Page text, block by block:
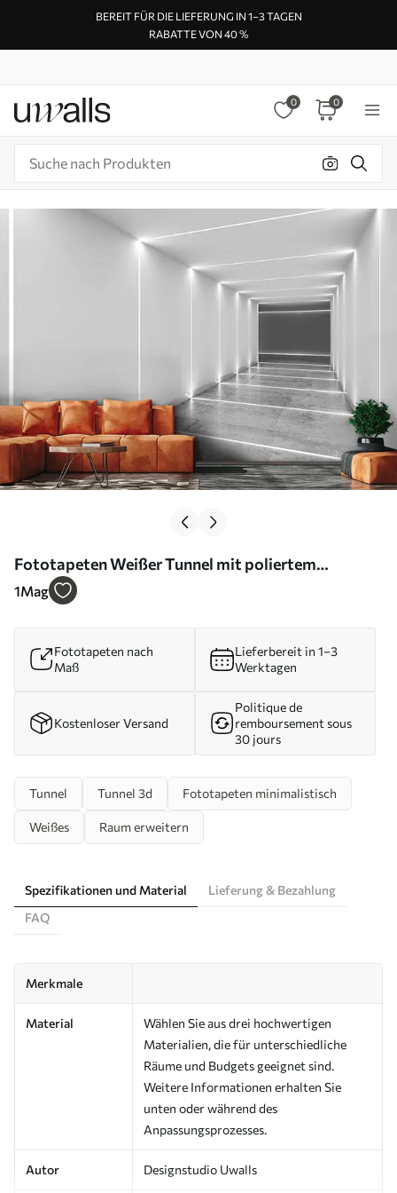
BEREIT FÜR DIE LIEFERUNG IN 1–3 TAGEN
RABATTE VON 40 %
0 0
Fototapeten Weißer Tunnel mit poliertem
Betonboden Nr. u95075
1Mag
Fototapeten nach
Maß
Lieferbereit in 1–3
Werktagen
Kostenloser Versand
Politique de
remboursement sous
30 jours
Tunnel Tunnel 3d Fototapeten minimalistisch
Weißes Raum erweitern
Spezifikationen und Material
Lieferung & Bezahlung
FAQ
Merkmale
Material
Wählen Sie aus drei hochwertigen
Materialien, die für unterschiedliche
Räume und Budgets geeignet sind.
Weitere Informationen erhalten Sie
unten oder während des
Anpassungsprozesses.
Autor Designstudio Uwalls